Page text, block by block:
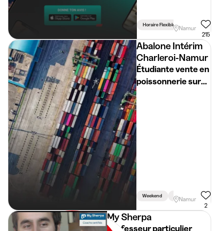
Horaire Flexible
Namur
215
Abalone Intérim
Charleroi-Namur
Étudiante vente en
poissonnerie sur
marchés (Namur &
Éghezée)
Weekend Voiture Requise
Namur
2
My Sherpa
Professeur particulier